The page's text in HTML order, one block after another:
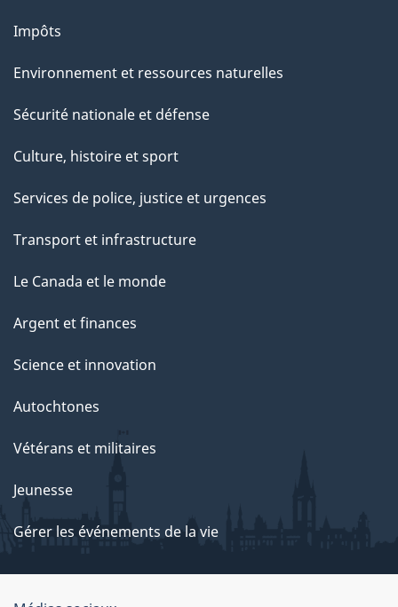
Impôts
Environnement et ressources naturelles
Sécurité nationale et défense
Culture, histoire et sport
Services de police, justice et urgences
Transport et infrastructure
Le Canada et le monde
Argent et finances
Science et innovation
Autochtones
Vétérans et militaires
Jeunesse
Gérer les événements de la vie